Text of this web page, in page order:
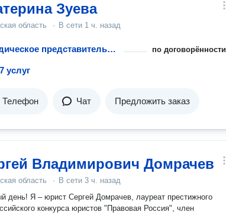
Зуева
область · В сети 1 ч. назад
Юридическое представительство в ГИБДД по договорённости
услуг
Телефон Чат Предложить заказ
Владимирович Домрачев
область · В сети 3 ч. назад
Домрачев, лауреат престижного
конкурса юристов "Правовая Россия", член